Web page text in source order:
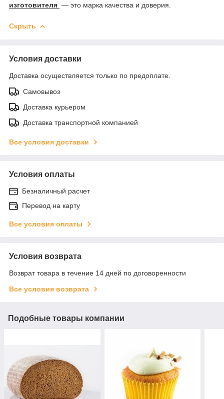
изготовителя — это марка качества и доверия.
Скрыть
Условия доставки
Доставка осуществляется только по предоплате.
Самовывоз
Доставка курьером
Доставка транспортной компанией
Все условия доставки
Условия оплаты
Безналичный расчет
Перевод на карту
Все условия оплаты
Условия возврата
Возврат товара в течение 14 дней по договоренности
Все условия возврата
Подобные товары компании